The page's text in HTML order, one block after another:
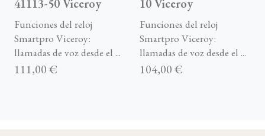
41113-50 Viceroy
Funciones del reloj
Smartpro Viceroy:
llamadas de voz desde el ...
111,00 €
10 Viceroy
Funciones del reloj
Smartpro Viceroy:
llamadas de voz desde el ...
104,00 €